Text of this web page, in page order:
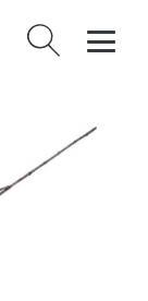
Vyhledávání